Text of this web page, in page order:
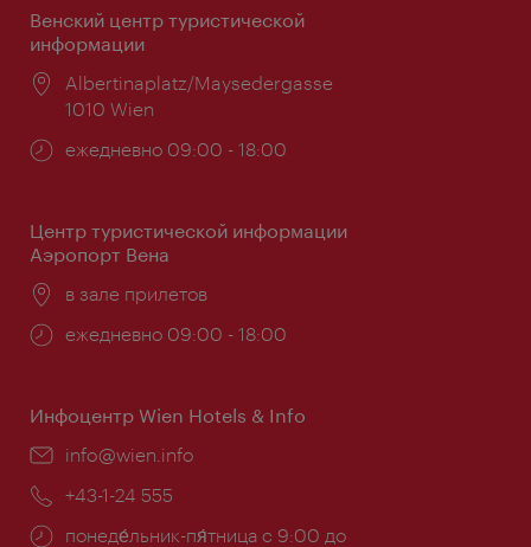
Венский центр туристической
информации
Расположение:
Albertinaplatz/Maysedergasse
1010 Wien
Часы
ежедневно 09:00 - 18:00
Центр туристической информации
Аэропорт Вена
Расположение:
в зале прилетов
Часы
ежедневно 09:00 - 18:00
Инфоцентр Wien Hotels & Info
Эл.
info@wien.info
Телефон:
+43-1-24 555
Часы
понеде́льник-пя́тница с 9:00 до